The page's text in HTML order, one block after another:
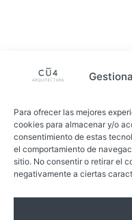
Para ofrecer las mejores
cookies para almacenar y/o
consentimiento de estas
el comportamiento de
sitio. No consentir o retirar el
negativamente a ciertas